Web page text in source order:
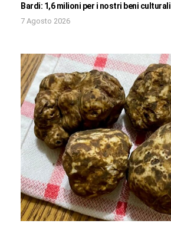
Bardi: 1,6 milioni per i nostri beni culturali
7 Agosto 2026